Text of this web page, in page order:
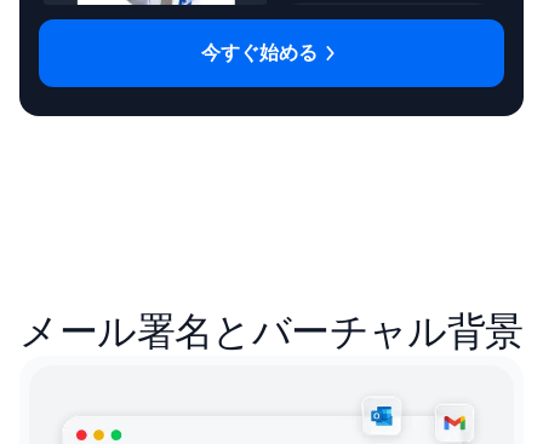
今すぐ始める
メール署名とバーチャル背景